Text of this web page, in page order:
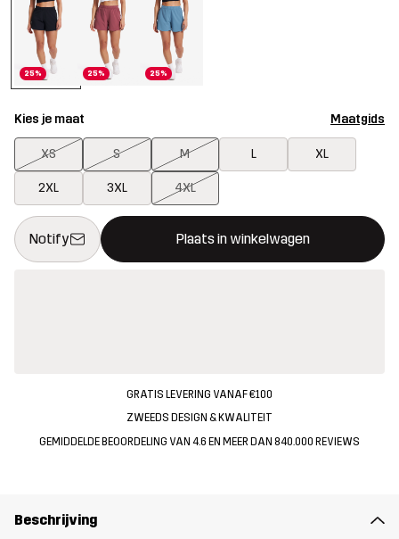
25% 25% 25%
Kies je maat Maatgids
XS S M L XL
2XL 3XL 4XL
Notify Plaats in winkelwagen
Deze knop opent een modal met de bevestiging van een
{{size}} niet beschikbaar
GRATIS LEVERING VANAF €100
ZWEEDS DESIGN & KWALITEIT
GEMIDDELDE BEOORDELING VAN 4.6 EN MEER DAN 840.000 REVIEWS
Beschrijving